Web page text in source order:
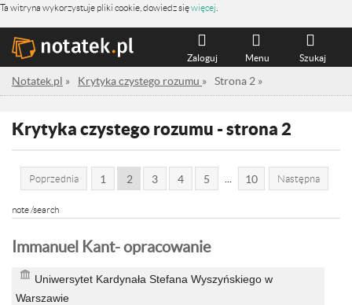
Ta witryna wykorzystuje pliki cookie, dowiedz sięwięcej
Szukaj
Menu
Zaloguj
Notatek.pl » Krytyka czystego rozumu » Strona 2 »
Krytyka czystego rozumu - strona 2
Poprzednia 1 2 3 4 5 10 Następna
note /search
Immanuel Kant- opracowanie
Uniwersytet Kardynała Stefana Wyszyńskiego w
Warszawie